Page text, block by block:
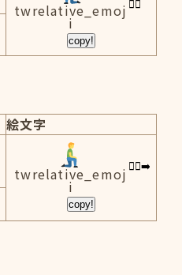
twrelative_emoj
i
copy!
絵文字
twrelative_emoj
i
copy!